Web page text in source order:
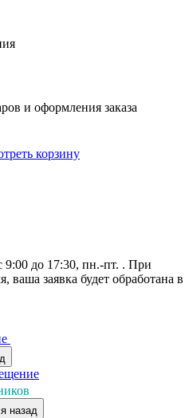
и оформления заказа
корзину
до 17:30, пн.-пт. . При
ваша заявка будет обработана в
назад